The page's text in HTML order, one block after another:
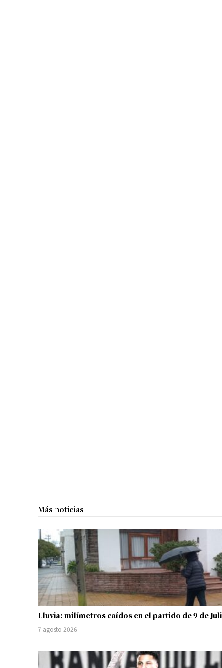
Más noticias
Lluvia: milímetros caídos en el partido de 9 de
7 agosto 2026